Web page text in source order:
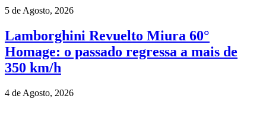
5 de Agosto, 2026
Lamborghini Revuelto Miura 60°
Homage: o passado regressa a mais de
350 km/h
4 de Agosto, 2026